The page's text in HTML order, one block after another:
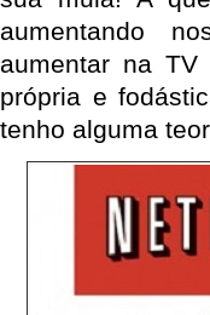
aumentando
aumentar na
própria e
tenho alguma